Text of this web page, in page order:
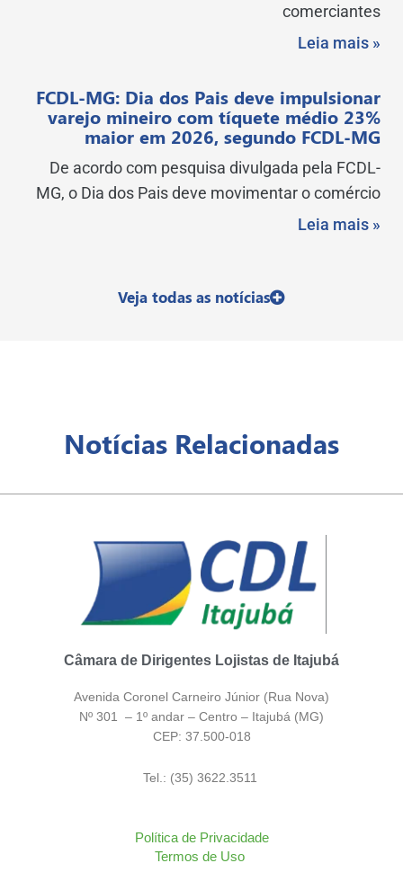
comerciantes
Leia mais »
FCDL-MG: Dia dos Pais deve impulsionar
varejo mineiro com tíquete médio 23%
maior em 2026, segundo FCDL-MG
De acordo com pesquisa divulgada pela FCDL-
MG, o Dia dos Pais deve movimentar o comércio
Leia mais »
Veja todas as notícias
Notícias Relacionadas
Câmara de Dirigentes Lojistas de Itajubá
Avenida Coronel Carneiro Júnior (Rua Nova)
Nº 301 – 1º andar – Centro – Itajubá (MG)
CEP: 37.500-018
Tel.: (35) 3622.3511
Política de Privacidade
Termos de Uso